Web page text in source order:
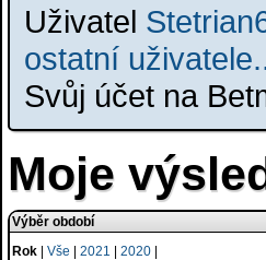
Uživatel
ostatní
Svůj účet na
Moje
Výběr období
Rok
Vše 2021 2020